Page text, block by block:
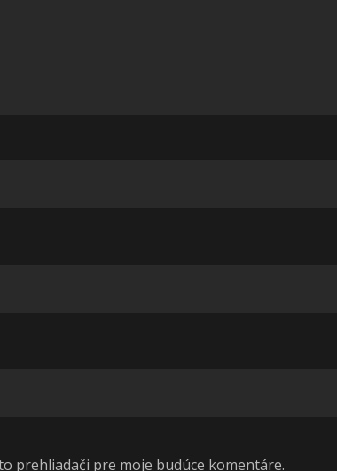
prehliadači pre moje budúce komentáre.